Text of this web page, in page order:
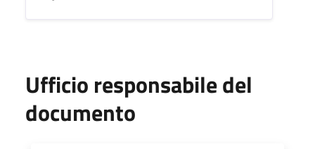
Ufficio responsabile del
documento